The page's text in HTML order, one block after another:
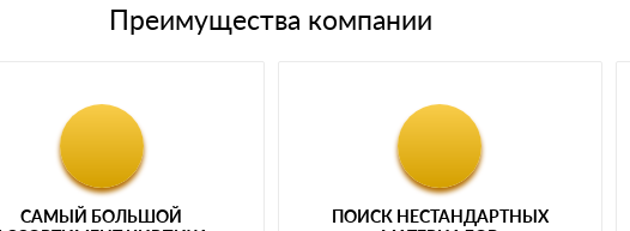
Преимущества компании
САМЫЙ БОЛЬШОЙ
ПОИСК НЕСТАНДАРТНЫХ